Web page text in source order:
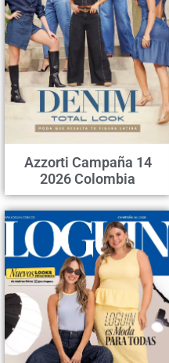
Azzorti Campaña 14
2026 Colombia